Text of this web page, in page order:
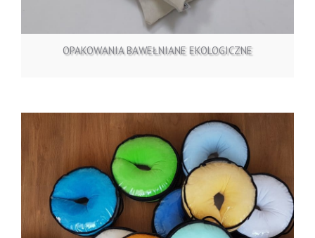
OPAKOWANIA BAWEŁNIANE EKOLOGICZNE